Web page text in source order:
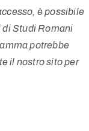
è possibile
di Studi Romani
potrebbe
il nostro sito per